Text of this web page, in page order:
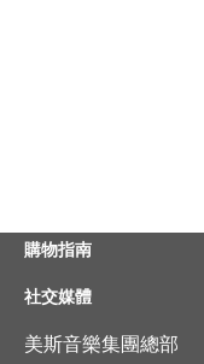
購物指南
社交媒體
美斯音樂集團總部